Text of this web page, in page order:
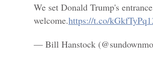
We set Donald Trump's
welcome.https://t.co/
— Bill Hanstock